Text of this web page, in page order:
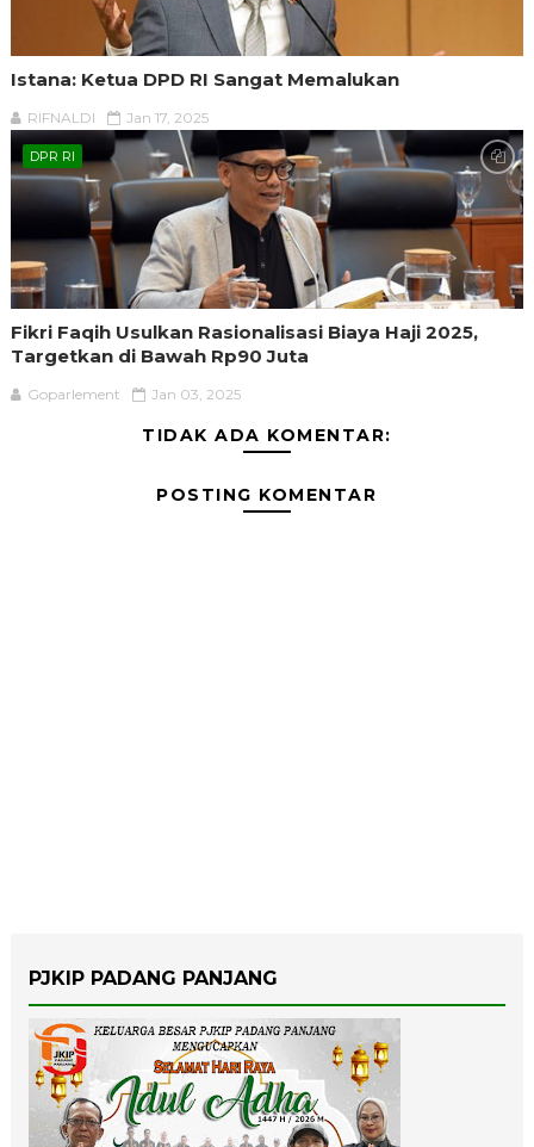
Istana: Ketua DPD RI Sangat Memalukan
RIFNALDI Jan 17, 2025
DPR RI
Fikri Faqih Usulkan Rasionalisasi Biaya Haji 2025,
Targetkan di Bawah Rp90 Juta
Goparlement Jan 03, 2025
TIDAK ADA KOMENTAR:
POSTING KOMENTAR
PJKIP PADANG PANJANG